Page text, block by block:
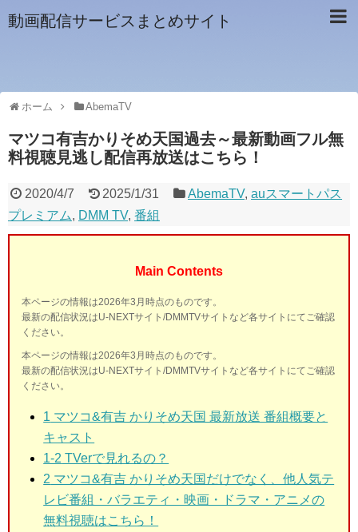
動画配信サービスまとめサイト
ホーム AbemaTV
マツコ有吉かりそめ天国過去～最新動画フル無
料視聴見逃し配信再放送はこちら！
2020/4/7 2025/1/31 AbemaTV,auスマートパス
プレミアム, DMM TV, 番組
Main Contents
本ページの情報は2026年3月時点のものです。
最新の配信状況はU-NEXTサイト/DMMTVサイトなど各サイトにてご確認
ください。
本ページの情報は2026年3月時点のものです。
最新の配信状況はU-NEXTサイト/DMMTVサイトなど各サイトにてご確認
ください。
1 マツコ&有吉 かりそめ天国 最新放送 番組概要と
キャスト
1-2 TVerで見れるの？
2 マツコ&有吉 かりそめ天国だけでなく、他人気テ
レビ番組・バラエティ・映画・ドラマ・アニメの
無料視聴はこちら！